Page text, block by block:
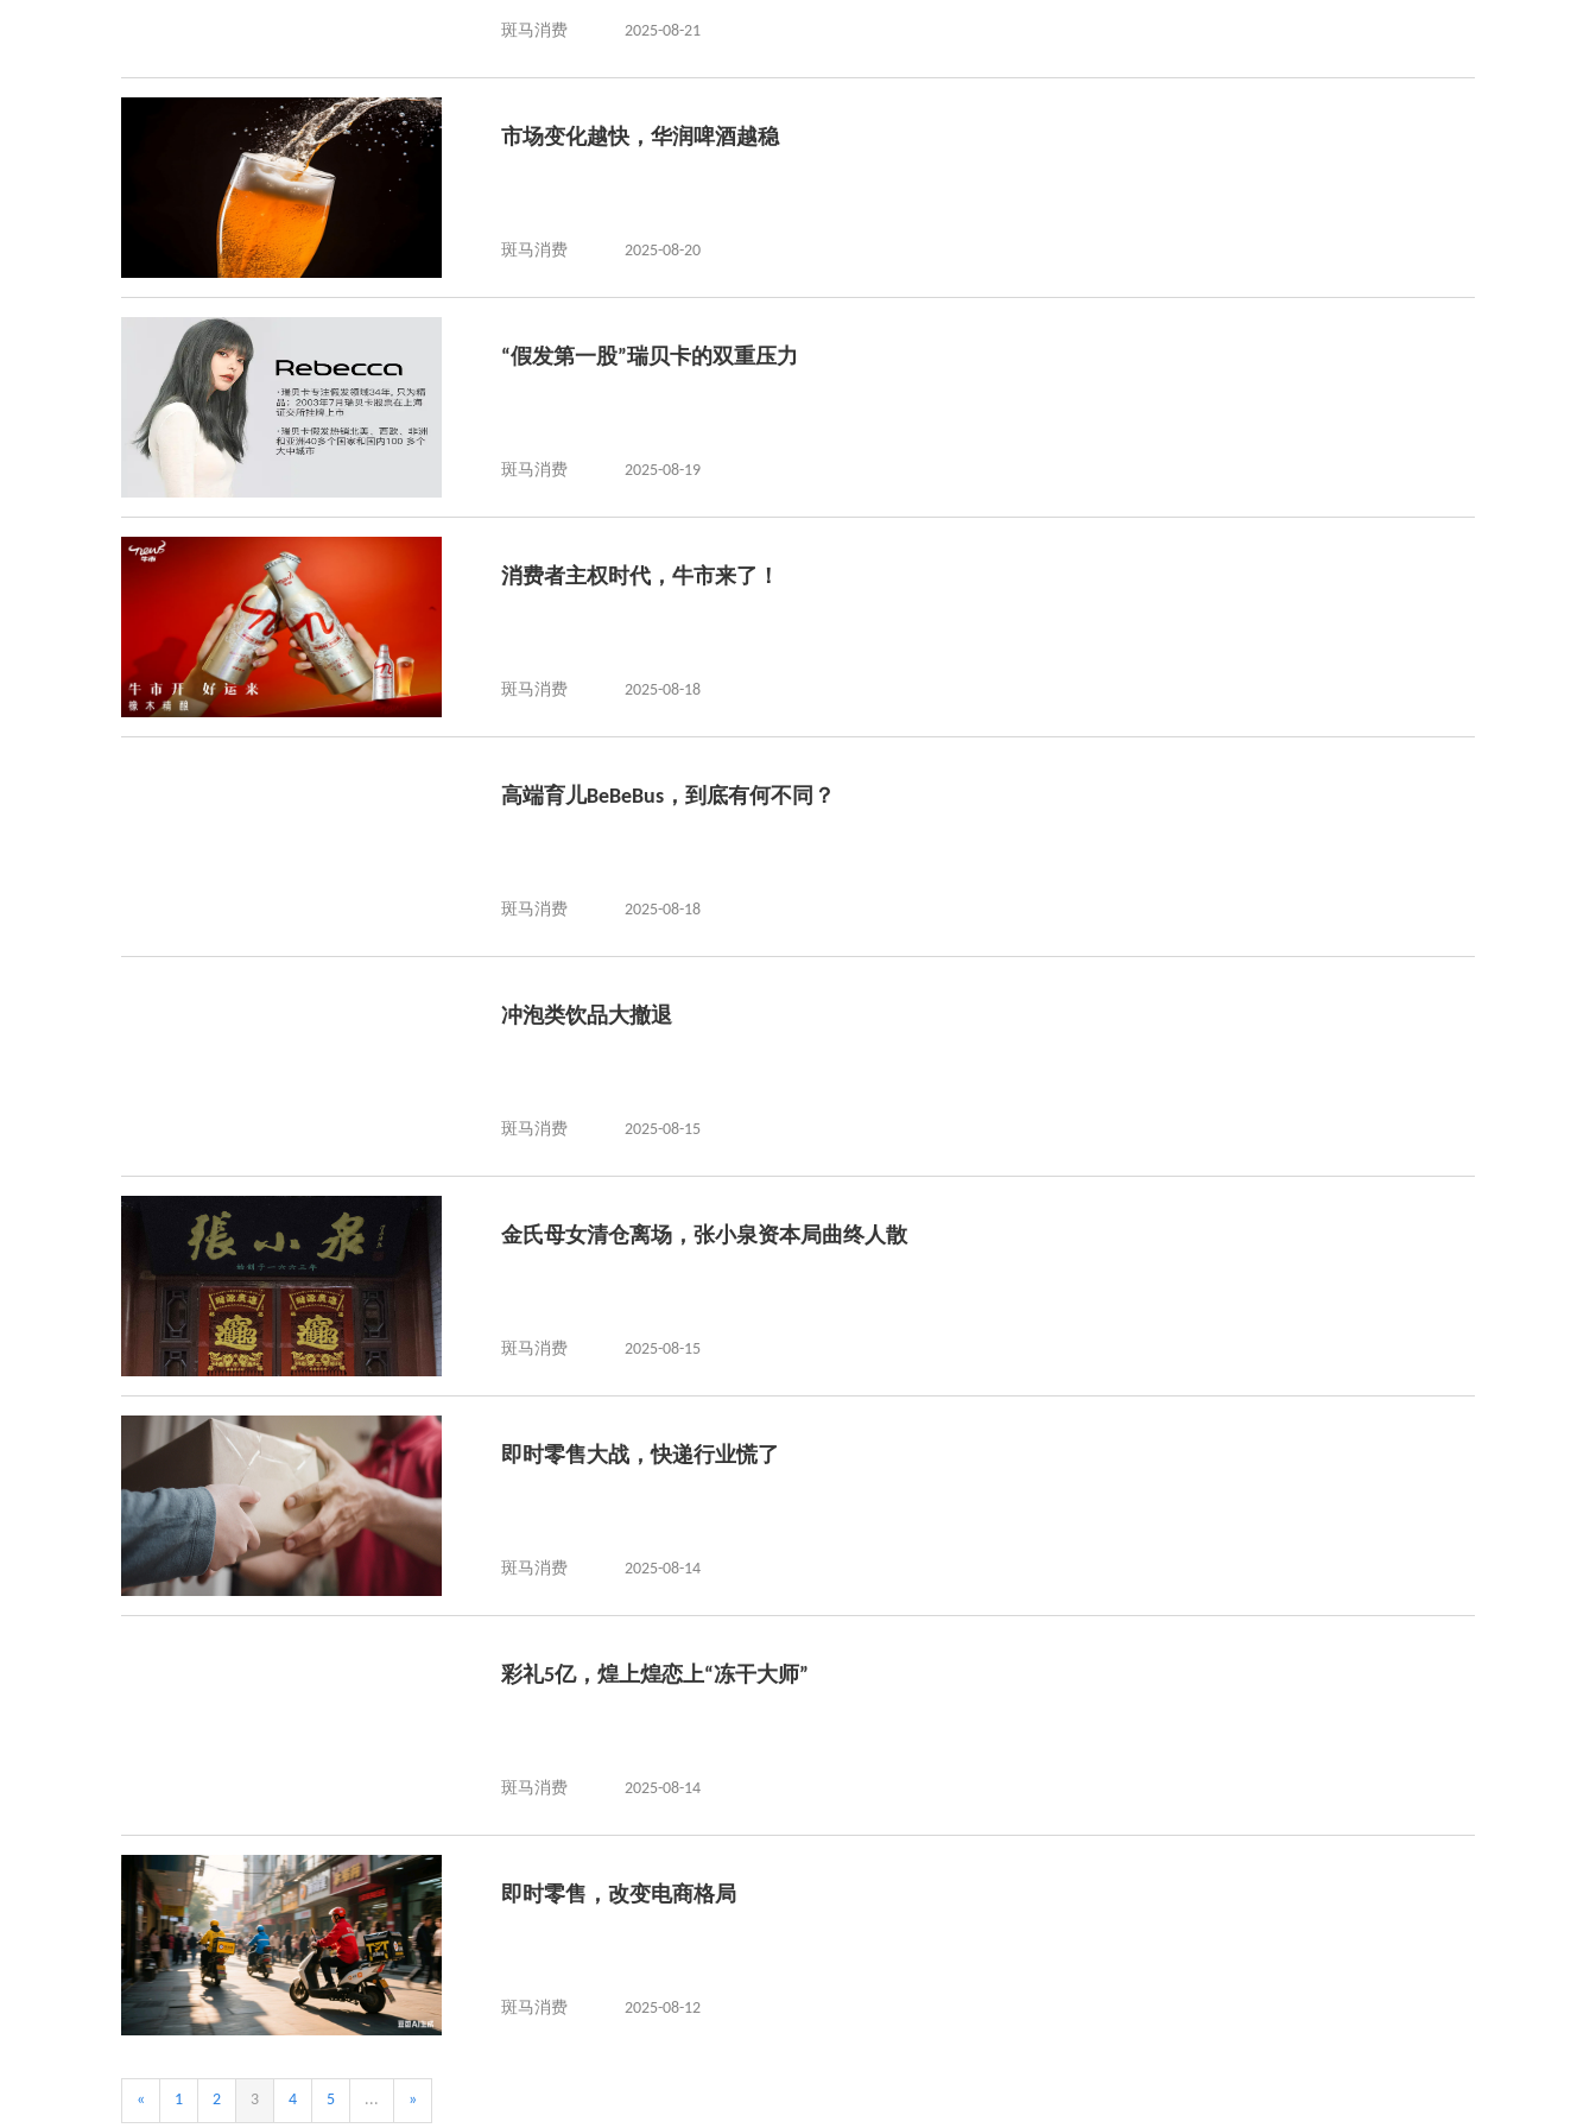
斑马消费 2025-08-21
市场变化越快，华润啤酒越稳
斑马消费 2025-08-20
“假发第一股”瑞贝卡的双重压力
斑马消费 2025-08-19
消费者主权时代，牛市来了！
斑马消费 2025-08-18
高端育儿BeBeBus，到底有何不同？
斑马消费 2025-08-18
冲泡类饮品大撤退
斑马消费 2025-08-15
金氏母女清仓离场，张小泉资本局曲终人散
斑马消费 2025-08-15
即时零售大战，快递行业慌了
斑马消费 2025-08-14
彩礼5亿，煌上煌恋上“冻干大师”
斑马消费 2025-08-14
即时零售，改变电商格局
斑马消费 2025-08-12
« 1 2 3 4 5 ... »